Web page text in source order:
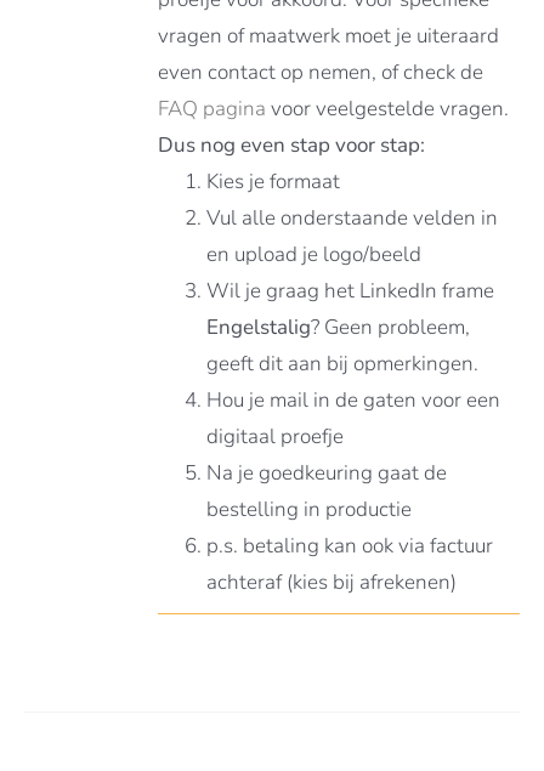
vragen of maatwerk moet je uiteraard
even contact op nemen, of check de
FAQ pagina voor veelgestelde vragen.
Dus nog even stap voor stap:
Kies je formaat
Vul alle onderstaande velden in
en upload je logo/beeld
Wil je graag het LinkedIn frame
Engelstalig? Geen probleem,
geeft dit aan bij opmerkingen.
Hou je mail in de gaten voor een
digitaal proefje
Na je goedkeuring gaat de
bestelling in productie
p.s. betaling kan ook via factuur
achteraf (kies bij afrekenen)